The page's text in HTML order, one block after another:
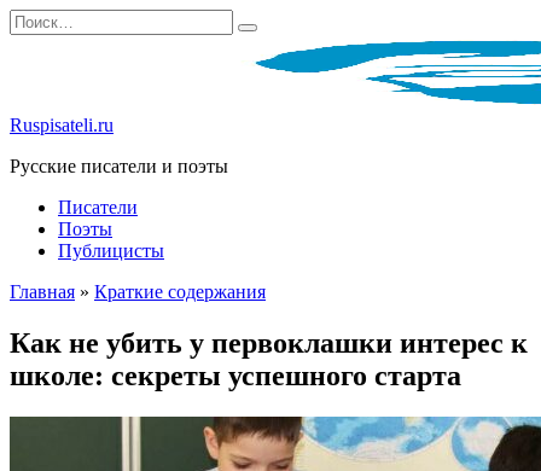
Перейти
к
Search
for:
Ruspisateli.ru
Русские писатели и поэты
Писатели
Поэты
Публицисты
Главная » Краткие содержания
Как не убить у первоклашки интерес к
школе: секреты успешного старта